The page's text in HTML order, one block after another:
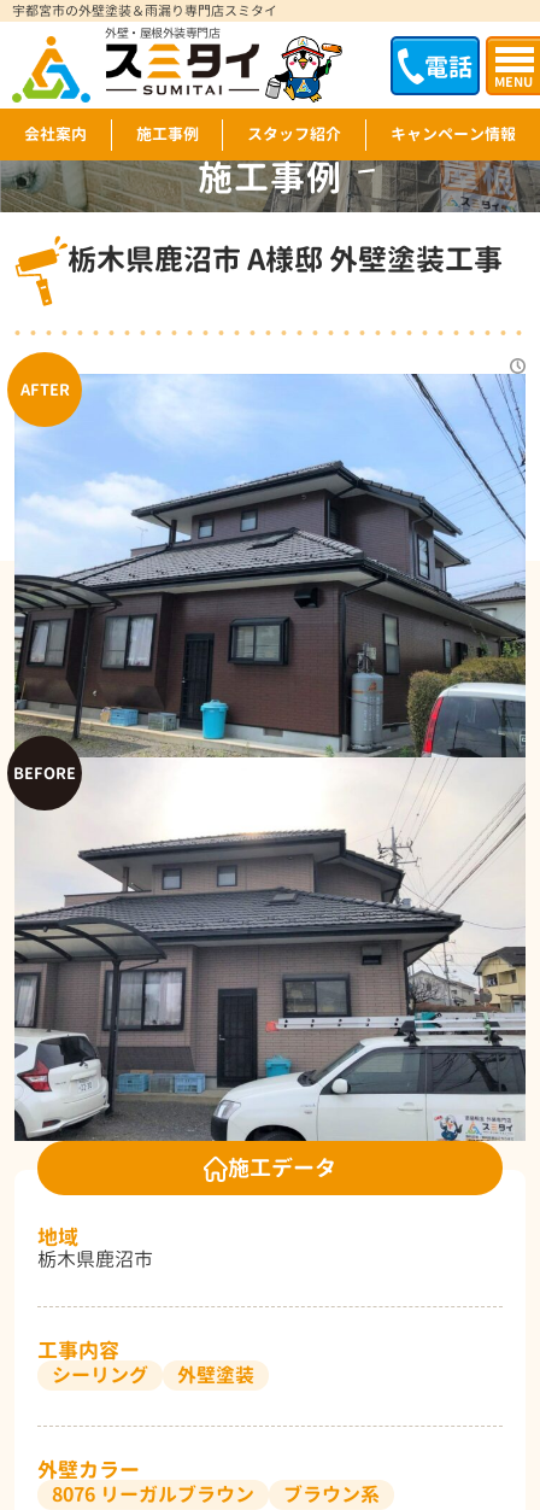
電話 MENU
宇都宮市の外壁塗装＆雨漏り専門店スミタイ
外壁・屋根外装専門店
会社案内 施工事例 スタッフ紹介 キャンペーン情報
施工事例
WORKS
栃木県鹿沼市 A様邸 外壁塗装工事
施工データ
地域
栃木県鹿沼市
工事内容
シーリング 外壁塗装
外壁カラー
8076 リーガルブラウン ブラウン系